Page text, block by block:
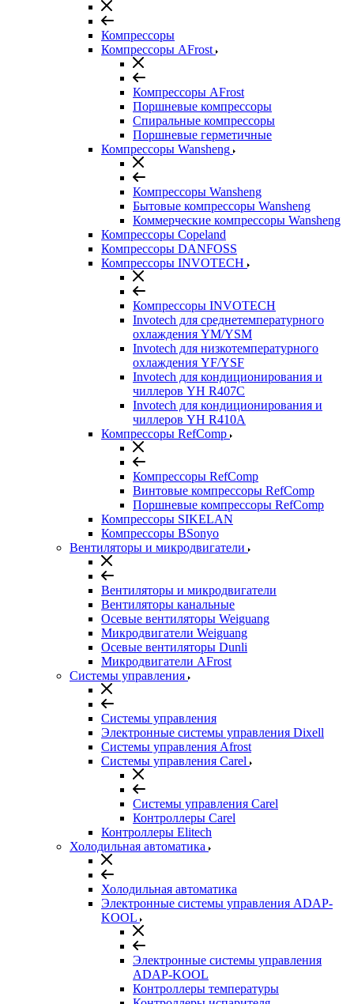
Компрессоры
Компрессоры AFrost
Компрессоры AFrost
Поршневые компрессоры
Спиральные компрессоры
Поршневые герметичные
Компрессоры Wansheng
Компрессоры Wansheng
Бытовые компрессоры Wansheng
Коммерческие компрессоры Wansheng
Компрессоры Copeland
Компрессоры DANFOSS
Компрессоры INVOTECH
Компрессоры INVOTECH
Invotech для среднетемпературного
охлаждения YM/YSM
Invotech для низкотемпературного
охлаждения YF/YSF
Invotech для кондиционирования и
чиллеров YH R407C
Invotech для кондиционирования и
чиллеров YH R410A
Компрессоры RefComp
Компрессоры RefComp
Винтовые компрессоры RefComp
Поршневые компрессоры RefComp
Компрессоры SIKELAN
Компрессоры BSonyo
Вентиляторы и микродвигатели
Вентиляторы и микродвигатели
Вентиляторы канальные
Осевые вентиляторы Weiguang
Микродвигатели Weiguang
Осевые вентиляторы Dunli
Микродвигатели AFrost
Системы управления
Системы управления
Электронные системы управления Dixell
Системы управления Afrost
Системы управления Carel
Системы управления Carel
Контроллеры Carel
Контроллеры Elitech
Холодильная автоматика
Холодильная автоматика
Электронные системы управления ADAP-
KOOL
Электронные системы управления
ADAP-KOOL
Контроллеры температуры